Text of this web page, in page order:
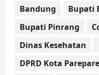
Bandung
Bupati
Bupati Pinrang
Dinas Kesehatan
DPRD Kota Parepare